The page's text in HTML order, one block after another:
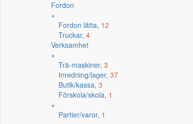
Fordon
+
Fordon lätta, 12
Truckar, 4
Verksamhet
+
Trä-maskiner, 3
Inredning/lager, 37
Butik/kassa, 3
Förskola/skola, 1
+
Partier/varor, 1